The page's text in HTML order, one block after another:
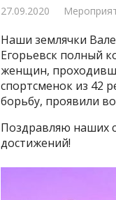
27.09.2020
Наши землячки
Егорьевск полный
женщин,
cпортсменок из 42
борьбу, проявили
Поздравляю наших
достижений!